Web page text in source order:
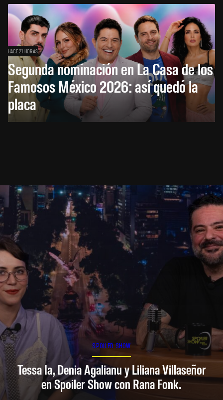
HACE 21 HORAS
Segunda nominación en La Casa de los
Famosos México 2026: así quedó la
placa
SPOILER SHOW
Tessa Ia, Denia Agalianu y Liliana Villaseñor
en Spoiler Show con Rana Fonk.